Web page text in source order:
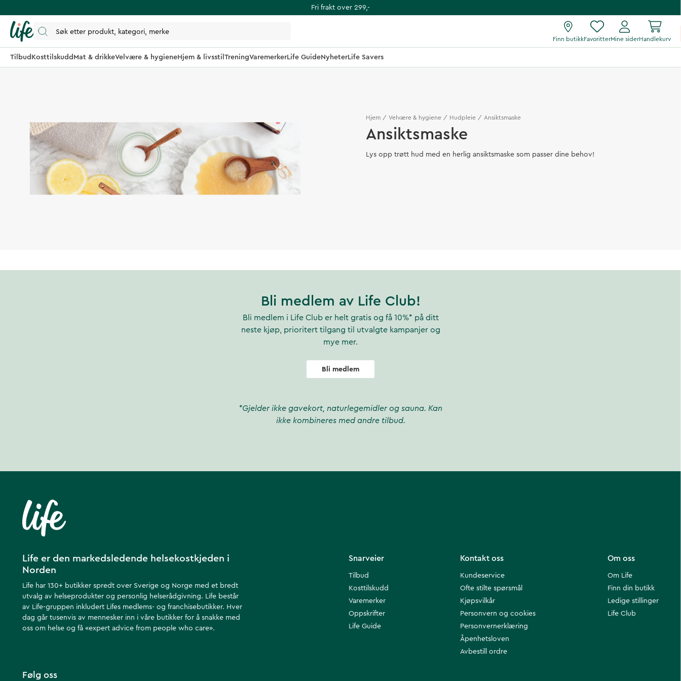
Fri frakt over 299,-
Finn butikkFavoritterMine siderHandlekurv
Tilbud Kosttilskudd Mat & drikkeVelvære & hygieneHjem & livsstil TreningVaremerkerLife GuideNyheterLife Savers
Hjem Velvære & hygiene Hudpleie Ansiktsmaske
Ansiktsmaske
Lys opp trøtt hud med en herlig ansiktsmaske som passer dine behov!
Bli medlem av Life Club!
Bli medlem i Life Club er helt gratis og få 10%* på ditt
neste kjøp, prioritert tilgang til utvalgte kampanjer og
mye mer.
Bli medlem
*Gjelder ikke gavekort, naturlegemidler og sauna. Kan
ikke kombineres med andre tilbud.
Life er den markedsledende helsekostkjeden i
Norden
Life har 130+ butikker spredt over Sverige og Norge med et bredt
utvalg av helseprodukter og personlig helserådgivning. Life består
av Life-gruppen inkludert Lifes medlems- og franchisebutikker. Hver
dag går tusenvis av mennesker inn i våre butikker for å snakke med
oss om helse ​​og få «expert advice from people who care».
Om oss
Om Life
Finn din butikk
Ledige stillinger
Life Club
Kontakt oss
Kundeservice
Ofte stilte spørsmål
Kjøpsvilkår
Personvern og cookies
Personvernerklæring
Åpenhetsloven
Avbestill ordre
Snarveier
Tilbud
Kosttilskudd
Varemerker
Oppskrifter
Life Guide
Følg oss